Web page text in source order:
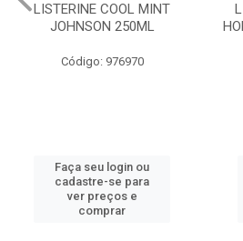
LISTERINE COOL MINT
JOHNSON 250ML
Código: 976970
Faça seu login ou
cadastre-se para
ver preços e
comprar